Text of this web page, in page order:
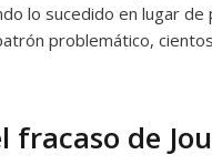
lo sucedido en lugar
problemático,
fracaso de